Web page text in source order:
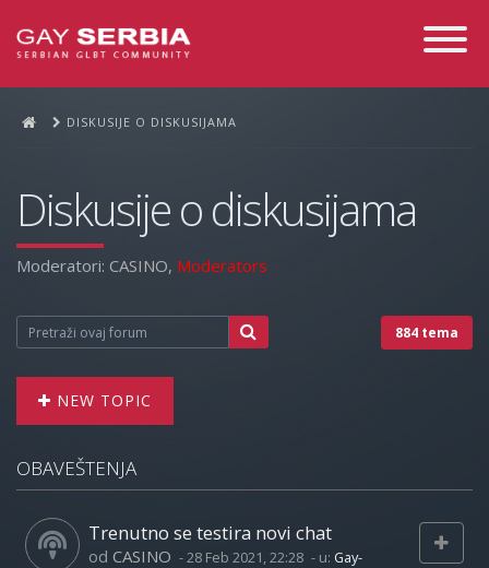
Toggle
DISKUSIJE O DISKUSIJAMA
Diskusije o diskusijama
Moderatori: CASINO, Moderators
884 tema
NEW TOPIC
OBAVEŠTENJA
Trenutno se testira novi chat
od CASINO -28 Feb 2021, 22:28 - u: Gay-